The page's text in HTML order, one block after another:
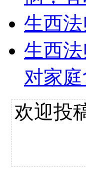
生西
生西
对家
欢迎投